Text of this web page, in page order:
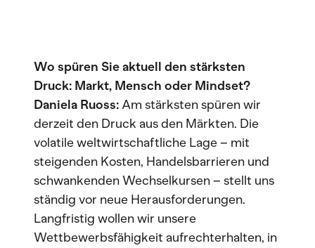
Wo spüren Sie aktuell den stärksten
Druck: Markt, Mensch oder Mindset?
Daniela Ruoss:Am stärksten spüren wir
derzeit den Druck aus den Märkten. Die
volatile weltwirtschaftliche Lage – mit
steigenden Kosten, Handelsbarrieren und
schwankenden Wechselkursen – stellt uns
ständig vor neue Herausforderungen.
Langfristig wollen wir unsere
Wettbewerbsfähigkeit aufrechterhalten, in